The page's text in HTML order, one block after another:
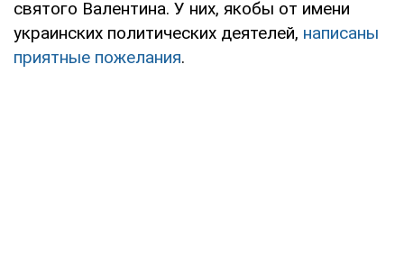
святого Валентина. У них, якобы от имени
украинских политических деятелей, написаны
приятные пожелания.